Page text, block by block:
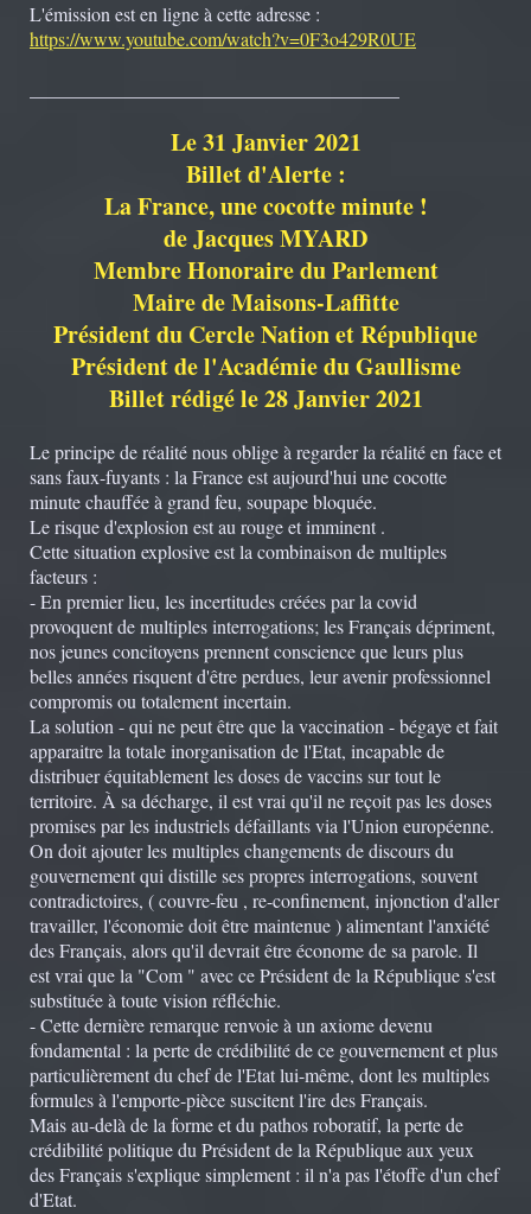
L'émission est en ligne à cette adresse :
https://www.youtube.com/watch?v=0F3o429R0UE
Le 31 Janvier 2021
Billet d'Alerte :
La France, une cocotte minute !
de Jacques MYARD
Membre Honoraire du Parlement
Maire de Maisons-Laffitte
Président du Cercle Nation et République
Président de l'Académie du Gaullisme
Billet rédigé le 28 Janvier 2021
Le principe de réalité nous oblige à regarder la réalité en face et
sans faux-fuyants : la France est aujourd'hui une cocotte
minute chauffée à grand feu, soupape bloquée.
Le risque d'explosion est au rouge et imminent .
Cette situation explosive est la combinaison de multiples
facteurs :
- En premier lieu, les incertitudes créées par la covid
provoquent de multiples interrogations; les Français dépriment,
nos jeunes concitoyens prennent conscience que leurs plus
belles années risquent d'être perdues, leur avenir professionnel
compromis ou totalement incertain.
La solution - qui ne peut être que la vaccination - bégaye et fait
apparaitre la totale inorganisation de l'Etat, incapable de
distribuer équitablement les doses de vaccins sur tout le
territoire. À sa décharge, il est vrai qu'il ne reçoit pas les doses
promises par les industriels défaillants via l'Union européenne.
On doit ajouter les multiples changements de discours du
gouvernement qui distille ses propres interrogations, souvent
contradictoires, ( couvre-feu , re-confinement, injonction d'aller
travailler, l'économie doit être maintenue ) alimentant l'anxiété
des Français, alors qu'il devrait être économe de sa parole. Il
est vrai que la "Com " avec ce Président de la République s'est
substituée à toute vision réfléchie.
- Cette dernière remarque renvoie à un axiome devenu
fondamental : la perte de crédibilité de ce gouvernement et plus
particulièrement du chef de l'Etat lui-même, dont les multiples
formules à l'emporte-pièce suscitent l'ire des Français.
Mais au-delà de la forme et du pathos roboratif, la perte de
crédibilité politique du Président de la République aux yeux
des Français s'explique simplement : il n'a pas l'étoffe d'un chef
d'Etat.